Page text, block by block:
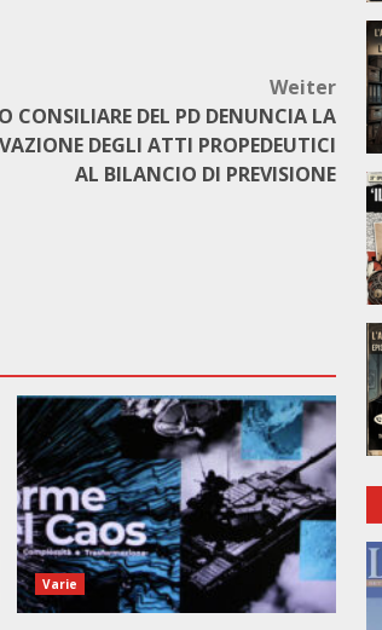
Weiter
CONSILIARE DEL PD DENUNCIA LA
DEGLI ATTI PROPEDEUTICI
AL BILANCIO DI PREVISIONE
Varie